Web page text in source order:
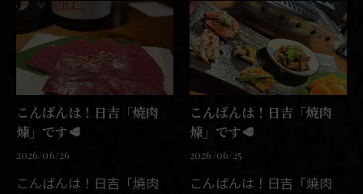
こんばんは！日吉「焼肉
煉」です🥩
2026/06/26
こんばんは！日吉「焼肉
こんばんは！日吉「焼肉
煉」です🥩
2026/06/25
こんばんは！日吉「焼肉